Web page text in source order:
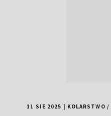
11 SIE 2025 KOLARSTWO /